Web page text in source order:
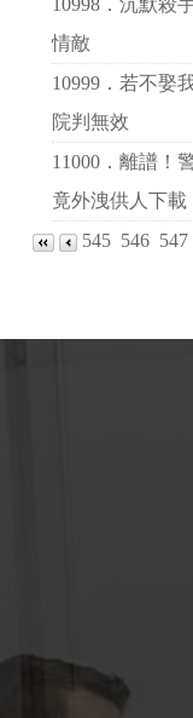
10998． 沉默殺
情敵
10999． 若不娶
院判無效
11000． 離譜！
竟外洩供人下載
545 546 547